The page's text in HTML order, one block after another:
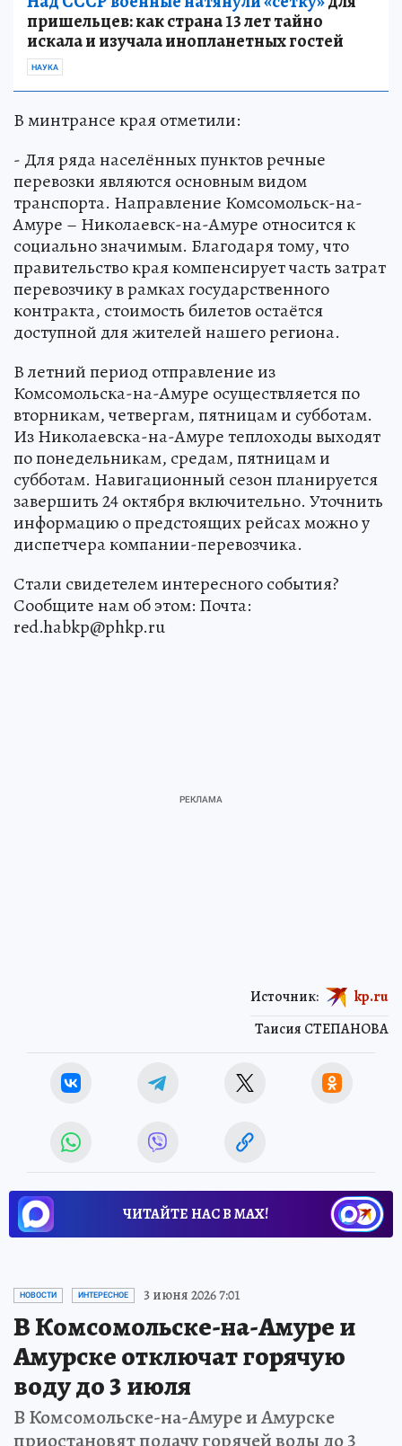
пришельцев: как страна 13 лет тайно
искала и изучала инопланетных гостей
НАУКА
В минтрансе края отметили:
- Для ряда населённых пунктов речные
перевозки являются основным видом
транспорта. Направление Комсомольск-на-
Амуре – Николаевск-на-Амуре относится к
социально значимым. Благодаря тому, что
правительство края компенсирует часть затрат
перевозчику в рамках государственного
контракта, стоимость билетов остаётся
доступной для жителей нашего региона.
В летний период отправление из
Комсомольска-на-Амуре осуществляется по
вторникам, четвергам, пятницам и субботам.
Из Николаевска-на-Амуре теплоходы выходят
по понедельникам, средам, пятницам и
субботам. Навигационный сезон планируется
завершить 24 октября включительно. Уточнить
информацию о предстоящих рейсах можно у
диспетчера компании-перевозчика.
Стали свидетелем интересного события?
Сообщите нам об этом: Почта:
red.habkp@phkp.ru
Таисия СТЕПАНОВА
Источник: kp.ru
ЧИТАЙТЕ НАС В МАХ!
НОВОСТИ ИНТЕРЕСНОЕ 3 июня 2026 7:01
В Комсомольске-на-Амуре и
Амурске отключат горячую
воду до 3 июля
В Комсомольске-на-Амуре и Амурске